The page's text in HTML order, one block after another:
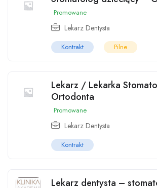
Promowane
Lekarz Dentysta
Kontrakt Pilne
Lekarz / Lekarka
Ortodonta
Promowane
Lekarz Dentysta
Kontrakt
Lekarz dentysta –